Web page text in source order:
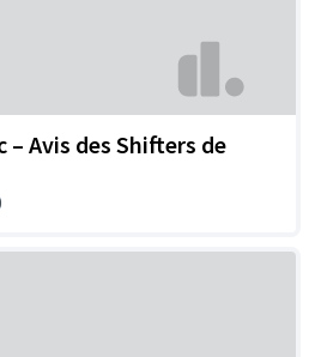
– Avis des Shifters de